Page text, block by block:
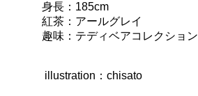
身長：185cm
紅茶：アールグレイ
趣味：テディベアコレクション
illustration：chisato